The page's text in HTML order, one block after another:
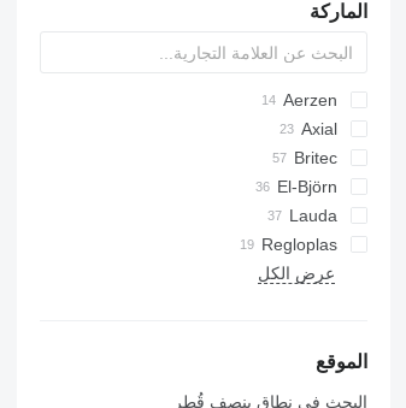
الماركة
Aerzen
Axial
Britec
Airpure
Britecpure
DC
El-Björn
TF
VF
700-series
FC
Lauda
Regloplas
AMT
HX
عرض الكل
الموقع
البحث في نطاق بنصف قُطر